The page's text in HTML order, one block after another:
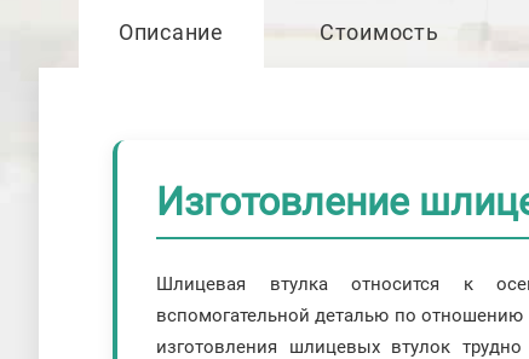
Описание Стоимость
Изготовление
Шлицевая втулка относится к
вспомогательной деталью по отношению
изготовления шлицевых втулок